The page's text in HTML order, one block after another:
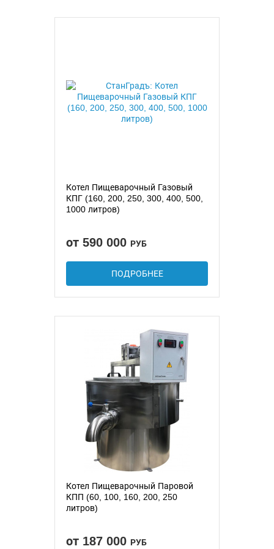
Котел Пищеварочный Газовый
КПГ (160, 200, 250, 300, 400, 500,
1000 литров)
от 590 000 РУБ
ПОДРОБНЕЕ
Котел Пищеварочный Паровой
КПП (60, 100, 160, 200, 250
литров)
от 187 000 РУБ